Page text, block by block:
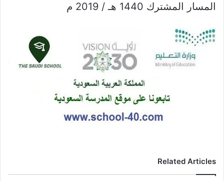
المسار المشترك 1440 هـ / 2019 م
Related Articles